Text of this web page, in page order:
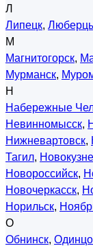
Л
Липецк,
М
Магнитогорск,
Мурманск,
Н
Набережные
Невинномысск,
Нижневартовск,
Тагил,
Новороссийск,
Новочеркасск,
Норильск,
О
Обнинск,